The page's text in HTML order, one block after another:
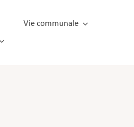
Vie communale